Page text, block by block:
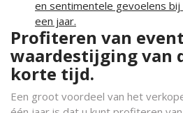
en sentimentele gevoelens
een jaar.
Profiteren van
waardestijging van
korte tijd.
Een groot voordeel van het